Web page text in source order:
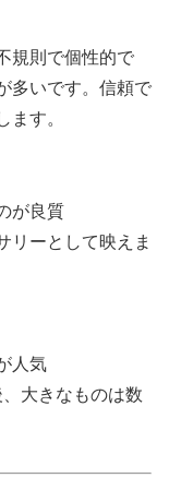
規則で個性的で
多いです。信頼で
ます。
が良質
リーとして映えま
人気
大きなものは数